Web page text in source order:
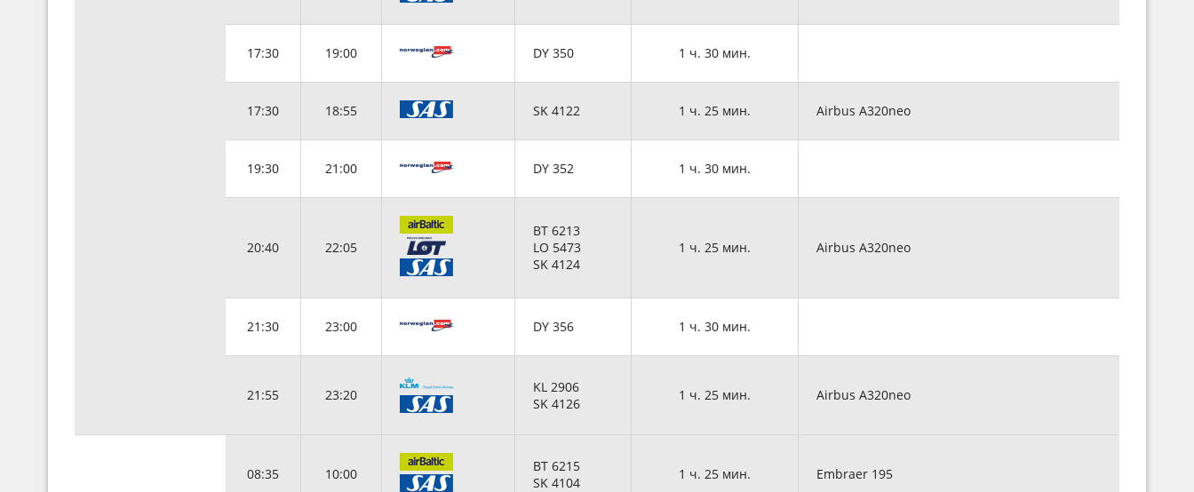
17:30 19:00 DY 350 1 ч. 30 мин.
17:30 18:55 SK 4122 1 ч. 25 мин. Airbus A320neo
19:30 21:00 DY 352 1 ч. 30 мин.
20:40 22:05
BT 6213
LO 5473
SK 4124
1 ч. 25 мин. Airbus A320neo
21:30 23:00 DY 356 1 ч. 30 мин.
21:55 23:20
KL 2906
SK 4126
1 ч. 25 мин. Airbus A320neo
08:35 10:00
BT 6215
SK 4104
1 ч. 25 мин. Embraer 195